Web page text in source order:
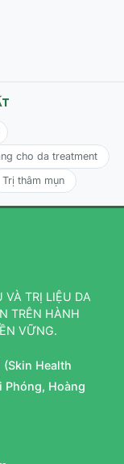
cho da treatment
Trị thâm mụn
TRỊ LIỆU DA
TRÊN HÀNH
VỮNG.
Health
Phóng, Hoàng